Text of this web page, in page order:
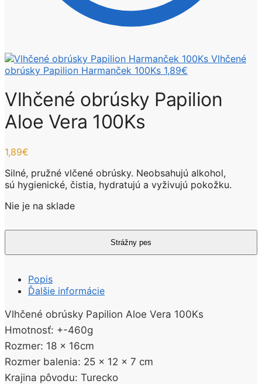
Vlhčené
obrúsky Papilion Harmanček 100Ks 1,89€
Vlhčené obrúsky Papilion
Aloe Vera 100Ks
1,89€
Silné, pružné vlčené obrúsky. Neobsahujú alkohol,
sú hygienické, čistia, hydratujú a vyživujú pokožku.
Nie je na sklade
Popis
Ďalšie informácie
Vlhčené obrúsky Papilion Aloe Vera 100Ks
Hmotnosť: +-460g
Rozmer: 18 x 16cm
Rozmer balenia: 25 x 12 x 7 cm
Krajina pôvodu: Turecko